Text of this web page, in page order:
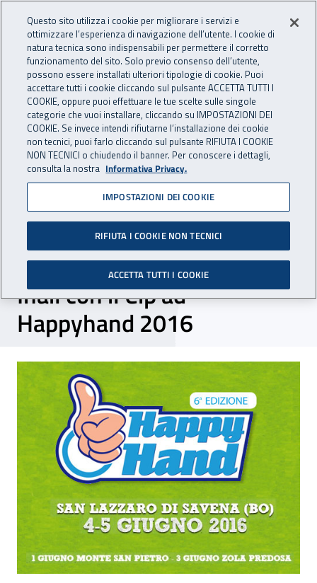
INAIL - Istituto Nazionale
Apri cerca
Navigazione principale
Navigazione - Ti trovi in:
Home Inail comunica Eventi
dal 04 al 05 giugno 2016
Manifestazione - “
Disabilità e sport
integrato”: Il centro protesi
Inail con il Cip ad
Happyhand 2016
Manifestazione - “ Disabilità e sport
Questo sito utilizza i cookie per migliorare i servizi e
ottimizzare l’esperienza di navigazione dell’utente. I cookie di
natura tecnica sono indispensabili per permettere il corretto
funzionamento del sito. Solo previo consenso dell’utente,
possono essere installati ulteriori tipologie di cookie. Puoi
accettare tutti i cookie cliccando sul pulsante ACCETTA TUTTI I
COOKIE, oppure puoi effettuare le tue scelte sulle singole
categorie che vuoi installare, cliccando su IMPOSTAZIONI DEI
COOKIE. Se invece intendi rifiutarne l’installazione dei cookie
non tecnici, puoi farlo cliccando sul pulsante RIFIUTA I COOKIE
NON TECNICI o chiudendo il banner. Per conoscere i dettagli,
consulta la nostra Informativa Privacy.
IMPOSTAZIONI DEI COOKIE
RIFIUTA I COOKIE NON TECNICI
ACCETTA TUTTI I COOKIE